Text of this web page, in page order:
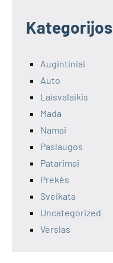
Kategorijos
Augintiniai
Auto
Laisvalaikis
Mada
Namai
Paslaugos
Patarimai
Prekės
Sveikata
Uncategorized
Verslas